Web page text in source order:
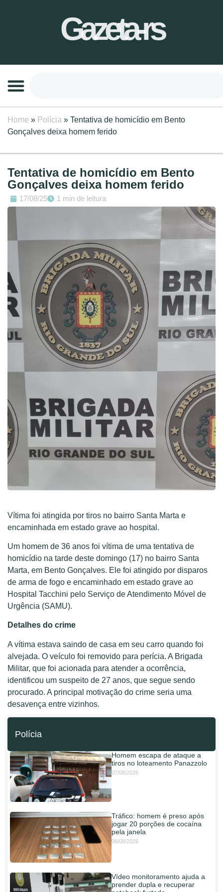
Gazeta-rs
Home » Polícia » Tentativa de homicídio em Bento
Gonçalves deixa homem ferido
Tentativa de homicídio em Bento
Gonçalves deixa homem ferido
17/08/25 1 min de leitura
Vítima foi atingida por tiros no bairro Santa Marta e
encaminhada em estado grave ao hospital.
Um homem de 36 anos foi vítima de uma tentativa de
homicídio na tarde deste domingo (17) no bairro Santa
Marta, em Bento Gonçalves. Ele foi atingido por disparos
de arma de fogo e encaminhado em estado grave ao
Hospital Tacchini pelo Serviço de Atendimento Móvel de
Urgência (SAMU).
Detalhes do crime
A vítima estava saindo de casa em seu carro quando foi
alvejada. O veículo foi removido para perícia. A Brigada
Militar, que foi acionada para atender a ocorrência,
identificou um suspeito de 27 anos, que segue sendo
procurado. A principal motivação do crime seria uma
desavença entre vizinhos.
Polícia
Homem escapa de ataque a
tiros no loteamento Panazzolo
07/08/2026
Tráfico: homem é preso após
jogar 20 porções de cocaína
pela janela
06/08/2026
Vídeo monitoramento ajuda a
prender dupla e recuperar